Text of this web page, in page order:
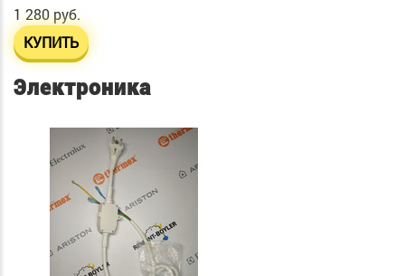
1 280 руб.
КУПИТЬ
Электроника